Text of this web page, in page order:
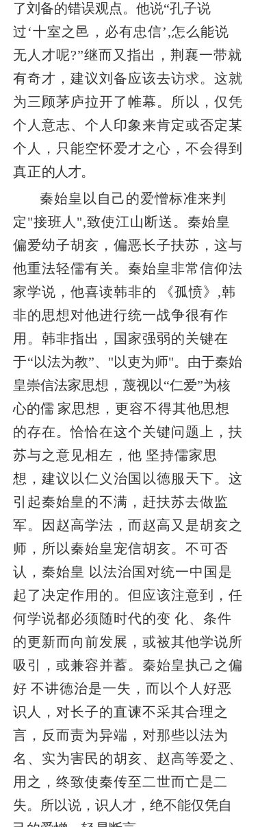
了刘备的错误观点。他说“孔子说
过‘十室之邑，必有忠信’,怎么能说
无人才呢?”继而又指出，荆襄一带就
有奇才，建议刘备应该去访求。这就
为三顾茅庐拉开了帷幕。所以，仅凭
个人意志、个人印象来肯定或否定某
个人，只能空怀爱才之心，不会得到
真正的人才。
秦始皇以自己的爱憎标准来判
定"接班人",致使江山断送。秦始皇
偏爱幼子胡亥，偏恶长子扶苏，这与
他重法轻儒有关。秦始皇非常信仰法
家学说，他喜读韩非的
《孤愤》,韩
非的思想对他进行统一战争很有作
用。韩非指出，国家强弱的关键在
于“以法为教”、"以吏为师"。由于秦始
皇崇信法家思想，蔑视以“仁爱”为核
心的儒 家思想，更容不得其他思想
的存在。恰恰在这个关键问题上，扶
苏与之意见相左，他 坚持儒家思
想，建议以仁义治国以德服天下。这
引起秦始皇的不满，赶扶苏去做监
军。因赵高学法，而赵高又是胡亥之
师，所以秦始皇宠信胡亥。不可否
认，秦始皇 以法治国对统一中国是
起了决定作用的。但应该注意到，任
何学说都必须随时代的变 化、条件
的更新而向前发展，或被其他学说所
吸引，或兼容并蓄。秦始皇执己之偏
好 不讲德治是一失，而以个人好恶
识人，对长子的直谏不采其合理之
言，反而责为异端，对那些以法为
名、实为害民的胡亥、赵高等爱之、
用之，终致使秦传至二世而亡是二
失。所以说，识人才，绝不能仅凭自